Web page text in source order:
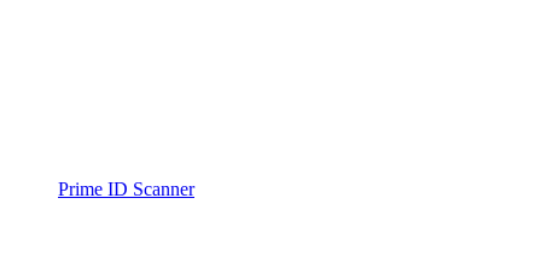
Prime ID Scanner